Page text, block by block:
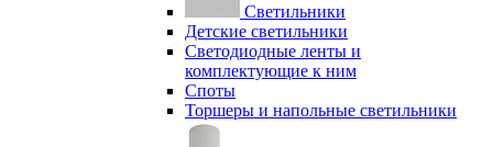
Светильники
Детские светильники
Светодиодные ленты и
комплектующие к ним
Споты
Торшеры и напольные светильники